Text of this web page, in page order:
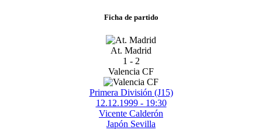
Ficha de partido
At. Madrid
1 - 2
Valencia CF
Primera División (J15)
12.12.1999 - 19:30
Vicente Calderón
Japón Sevilla